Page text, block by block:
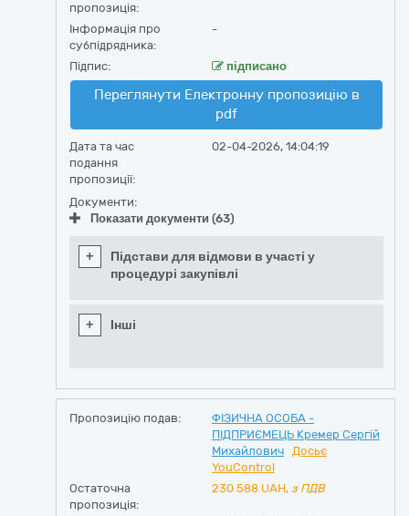
пропозиція:
Інформація про
субпідрядника:
-
Підпис: підписано
Переглянути Електронну пропозицію в
pdf
Дата та час
подання
пропозиції:
02-04-2026, 14:04:19
Документи:
Показати документи (63)
+
Підстави для відмови в участі у
процедурі закупівлі
+ Інші
Пропозицію подав:
ФІЗИЧНА ОСОБА -
ПІДПРИЄМЕЦЬ Кремер Сергій
Михайлович
Досьє
YouControl
Остаточна
пропозиція:
230 588 UAH, з ПДВ